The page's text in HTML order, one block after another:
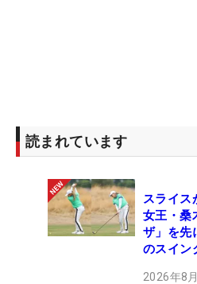
読まれています
スライス
女王・桑
ザ」を
のスイン
2026年8